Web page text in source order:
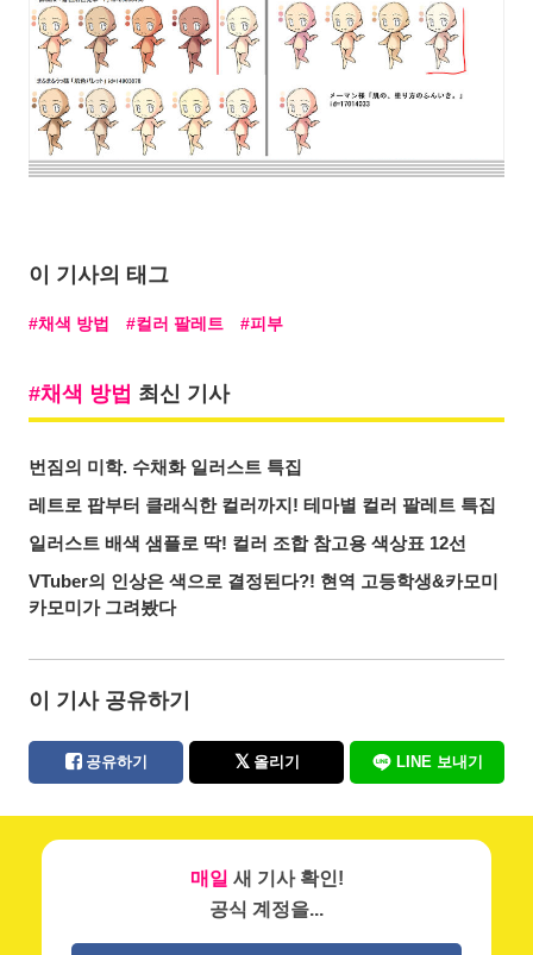
이 기사의 태그
채색 방법 컬러 팔레트 피부
채색 방법 최신 기사
번짐의 미학. 수채화 일러스트 특집
레트로 팝부터 클래식한 컬러까지! 테마별 컬러 팔레트 특집
일러스트 배색 샘플로 딱! 컬러 조합 참고용 색상표 12선
VTuber의 인상은 색으로 결정된다?! 현역 고등학생&카모미
카모미가 그려봤다
이 기사 공유하기
공유하기 올리기 LINE 보내기
매일 새 기사 확인!
공식 계정을...